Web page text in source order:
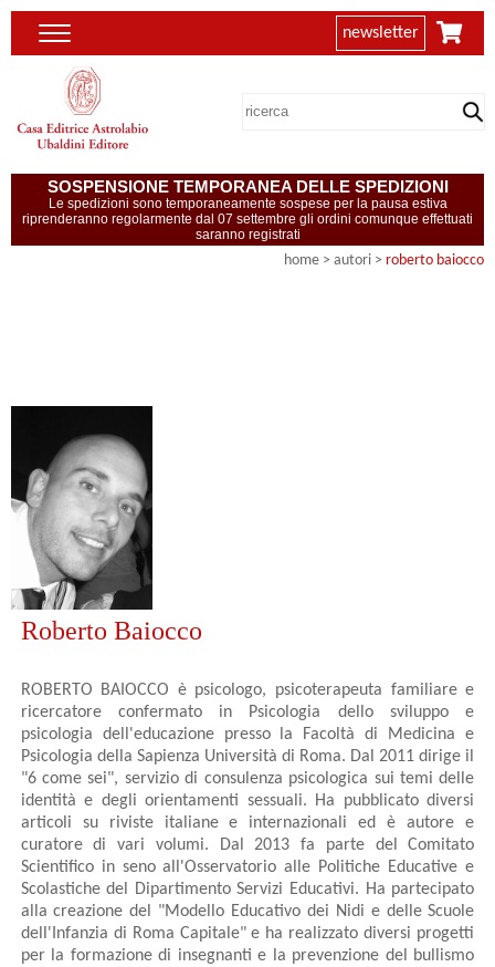
newsletter
SOSPENSIONE TEMPORANEA DELLE SPEDIZIONI
Le spedizioni sono temporaneamente sospese per la pausa estiva
riprenderanno regolarmente dal 07 settembre gli ordini comunque effettuati
saranno registrati
home > autori > roberto baiocco
Roberto Baiocco
ROBERTO BAIOCCO è psicologo, psicoterapeuta familiare e
ricercatore confermato in Psicologia dello sviluppo e
psicologia dell'educazione presso la Facoltà di Medicina e
Psicologia della Sapienza Università di Roma. Dal 2011 dirige il
"6 come sei", servizio di consulenza psicologica sui temi delle
identità e degli orientamenti sessuali. Ha pubblicato diversi
articoli su riviste italiane e internazionali ed è autore e
curatore di vari volumi. Dal 2013 fa parte del Comitato
Scientifico in seno all'Osservatorio alle Politiche Educative e
Scolastiche del Dipartimento Servizi Educativi. Ha partecipato
alla creazione del "Modello Educativo dei Nidi e delle Scuole
dell'Infanzia di Roma Capitale" e ha realizzato diversi progetti
per la formazione di insegnanti e la prevenzione del bullismo